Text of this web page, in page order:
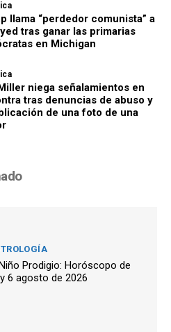
llama “perdedor comunista” a
tras ganar las primarias
en Michigan
niega señalamientos en
tras denuncias de abuso y
de una foto de una
Prodigio: Horóscopo de
6 agosto de 2026